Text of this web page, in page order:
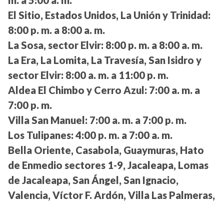
El Sitio, Estados Unidos, La Unión y Trinidad:
8:00 p. m. a 8:00 a. m.
La Sosa, sector Elvir: 8:00 p. m. a 8:00 a. m.
La Era, La Lomita, La Travesía, San Isidro y
sector Elvir: 8:00 a. m. a 11:00 p. m.
Aldea El Chimbo y Cerro Azul: 7:00 a. m. a
7:00 p. m.
Villa San Manuel: 7:00 a. m. a 7:00 p. m.
Los Tulipanes: 4:00 p. m. a 7:00 a. m.
Bella Oriente, Casabola, Guaymuras, Hato
de Enmedio sectores 1-9, Jacaleapa, Lomas
de Jacaleapa, San Ángel, San Ignacio,
Valencia, Víctor F. Ardón, Villa Las Palmeras,